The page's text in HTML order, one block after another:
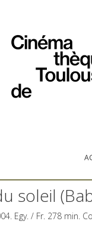
soleil
Egy. / Fr. 278 min.